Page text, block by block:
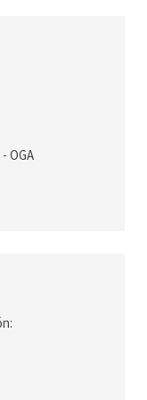
OGA